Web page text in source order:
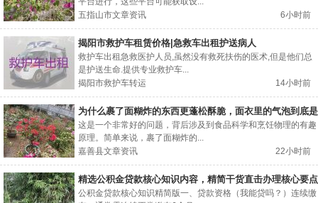
五指山市文章资讯
6小时前
揭阳市救护车租赁价格|急救车出租护送病人
救护车出租急救医护人员,虽然没有救死扶伤的医术,但是他们总
是护送生命.提供专业救护车...
揭阳市救护车转运
14小时前
为什么裹了面糊炸的东西更蓬松酥脆，面衣里的气泡到底是
怎么形成的？
这是一个非常好的问题，背后涉及到食品科学和烹饪物理的有趣
原理。简单来说，裹了面糊炸的...
嘉善县文章资讯
22小时前
精选公积金贷款核心知识内容，精简干货直击办理核心要点
公积金贷款核心知识精简版一、贷款资格（我能贷吗？）连续缴